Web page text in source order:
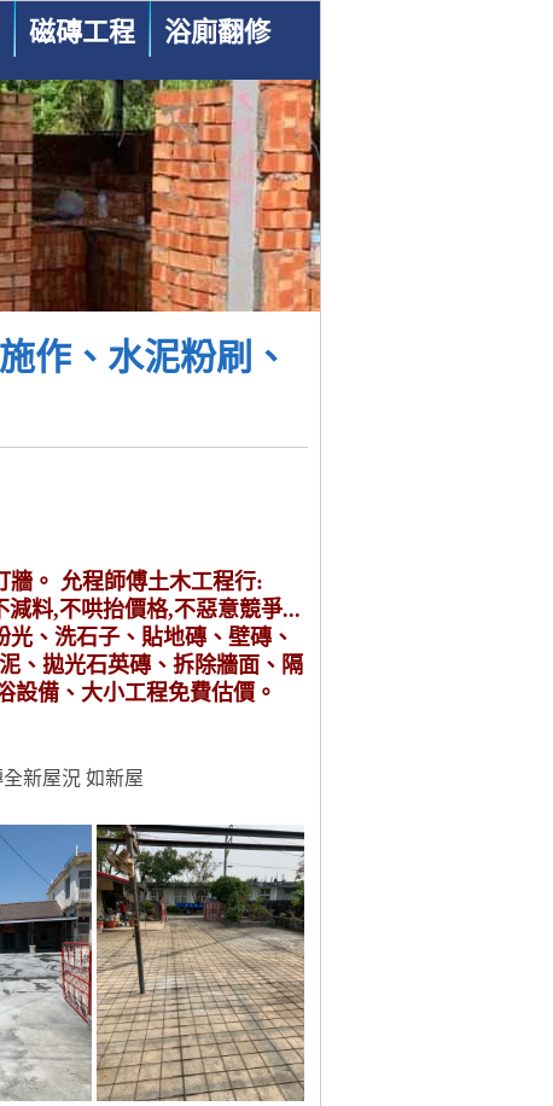
磁磚工程 浴廁翻修
作、水泥粉刷、
牆。 允程師傅土木工程行:
減料,不哄抬價格,不惡意競爭...
、洗石子、貼地磚、壁磚、
、拋光石英磚、拆除牆面、隔
設備、大小工程免費估價。
新屋況 如新屋